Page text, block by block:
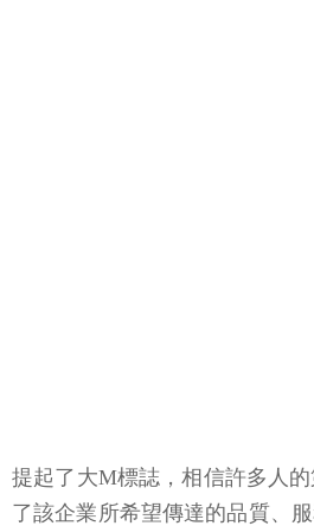
提起了大M標誌，相信許多人
了該企業所希望傳達的品質、